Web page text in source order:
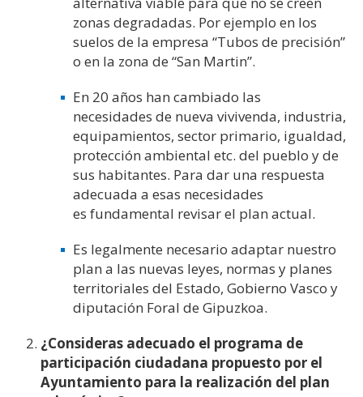
zonas degradadas. Por ejemplo en los
suelos de la empresa “Tubos de precisión”
o en la zona de “San Martin”.
En 20 años han cambiado las
necesidades de nueva vivivenda, industria,
equipamientos, sector primario, igualdad,
protección ambiental etc. del pueblo y de
sus habitantes. Para dar una respuesta
adecuada a esas necesidades
es fundamental revisar el plan actual.
Es legalmente necesario adaptar nuestro
plan a las nuevas leyes, normas y planes
territoriales del Estado, Gobierno Vasco y
diputación Foral de Gipuzkoa.
¿Consideras adecuado el programa de
participación ciudadana propuesto por el
Ayuntamiento para la realización del plan